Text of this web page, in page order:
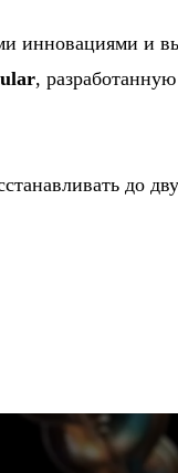
инновациями и
,
до